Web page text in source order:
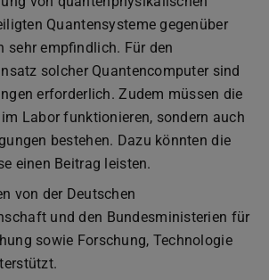
Quantensysteme gegenüber
sehr empfindlich. Für den
solcher Quantencomputer sind
erforderlich. Zudem müssen die
Labor funktionieren, sondern auch
bestehen. Dazu könnten die
einen Beitrag leisten.
von der Deutschen
und den Bundesministerien für
sowie Forschung, Technologie